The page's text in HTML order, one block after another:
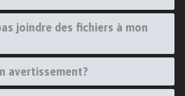
joindre des fichiers à mon
avertissement?